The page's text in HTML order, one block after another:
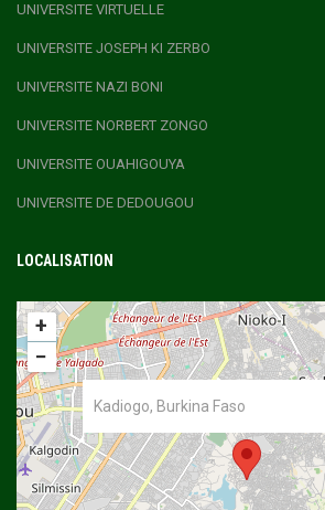
UNIVERSITE VIRTUELLE
UNIVERSITE JOSEPH KI ZERBO
UNIVERSITE NAZI BONI
UNIVERSITE NORBERT ZONGO
UNIVERSITE OUAHIGOUYA
UNIVERSITE DE DEDOUGOU
LOCALISATION
Kadiogo, Burkina Faso
+
−